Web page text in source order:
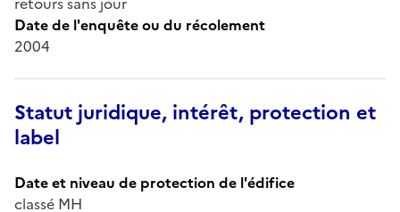
Date de l'enquête ou du récolement
2004
Statut juridique, intérêt, protection et
label
Date et niveau de protection de l'édifice
classé MH